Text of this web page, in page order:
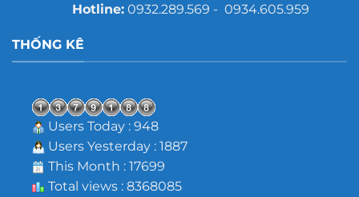
Hotline:0932.289.569 - 0934.605.959
THỐNG KÊ
Users Today : 948
Users Yesterday : 1887
This Month : 17699
Total views : 8368085